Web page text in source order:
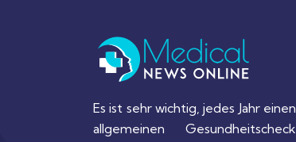
Es ist sehr wichtig, jedes Jahr einen
allgemeinen Gesundheitscheck